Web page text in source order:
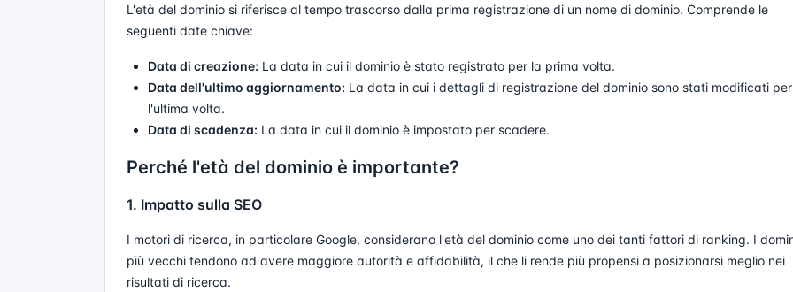
L'età del dominio si riferisce al tempo trascorso dalla prima registrazione di un nome di dominio. Comprende le
seguenti date chiave:
Data di creazione: La data in cui il dominio è stato registrato per la prima volta.
Data dell'ultimo aggiornamento: La data in cui i dettagli di registrazione del dominio sono stati modificati per
l'ultima volta.
Data di scadenza: La data in cui il dominio è impostato per scadere.
Perché l'età del dominio è importante?
1. Impatto sulla SEO
I motori di ricerca, in particolare Google, considerano l'età del dominio come uno dei tanti fattori di ranking. I
più vecchi tendono ad avere maggiore autorità e affidabilità, il che li rende più propensi a posizionarsi meglio nei
risultati di ricerca.